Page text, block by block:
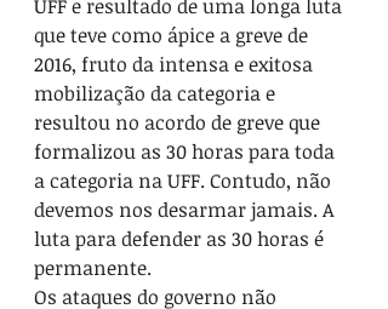
UFF e resultado de uma longa luta
que teve como ápice a greve de
2016, fruto da intensa e exitosa
mobilização da categoria e
resultou no acordo de greve que
formalizou as 30 horas para toda
a categoria na UFF. Contudo, não
devemos nos desarmar jamais. A
luta para defender as 30 horas é
permanente.
Os ataques do governo não